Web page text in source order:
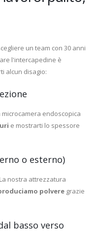
un team con 30 anni
l'intercapedine è
alcun disagio:
endoscopica
e mostrarti lo spessore
o esterno)
nostra attrezzatura
polvere grazie
basso verso